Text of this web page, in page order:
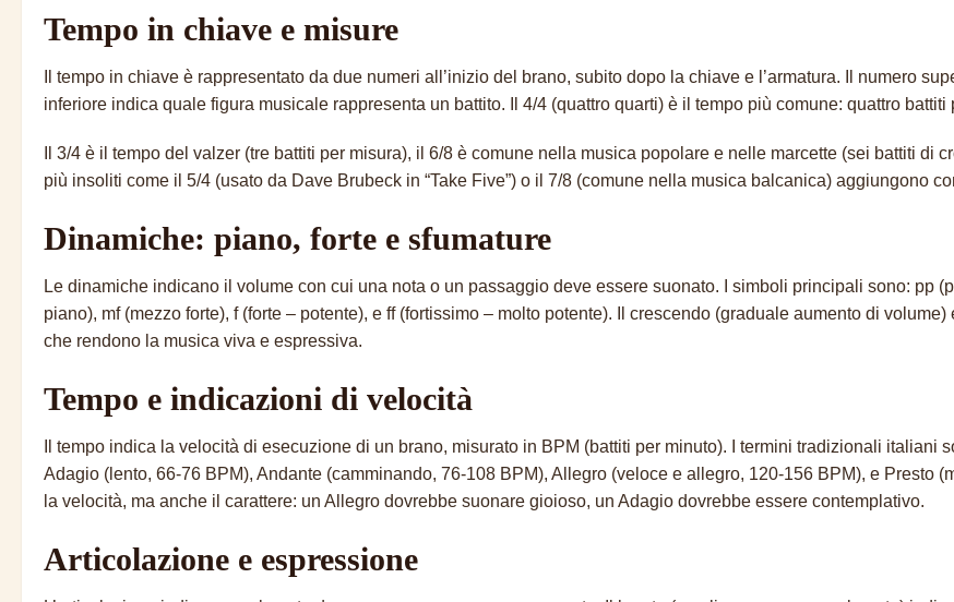
Tempo in chiave e misure
Il tempo in chiave è rappresentato da due numeri all’inizio del brano, subito dopo la chiave e l’armatura. Il numero
inferiore indica quale figura musicale rappresenta un battito. Il 4/4 (quattro quarti) è il tempo più comune: quattro
Il 3/4 è il tempo del valzer (tre battiti per misura), il 6/8 è comune nella musica popolare e nelle marcette (sei battiti di
più insoliti come il 5/4 (usato da Dave Brubeck in “Take Five”) o il 7/8 (comune nella musica balcanica) aggiungono
Dinamiche: piano, forte e sfumature
Le dinamiche indicano il volume con cui una nota o un passaggio deve essere suonato. I simboli principali sono: pp
piano), mf (mezzo forte), f (forte – potente), e ff (fortissimo – molto potente). Il crescendo (graduale aumento di
che rendono la musica viva e espressiva.
Tempo e indicazioni di velocità
Il tempo indica la velocità di esecuzione di un brano, misurato in BPM (battiti per minuto). I termini tradizionali italiani
Adagio (lento, 66-76 BPM), Andante (camminando, 76-108 BPM), Allegro (veloce e allegro, 120-156 BPM), e Presto
la velocità, ma anche il carattere: un Allegro dovrebbe suonare gioioso, un Adagio dovrebbe essere contemplativo.
Articolazione e espressione